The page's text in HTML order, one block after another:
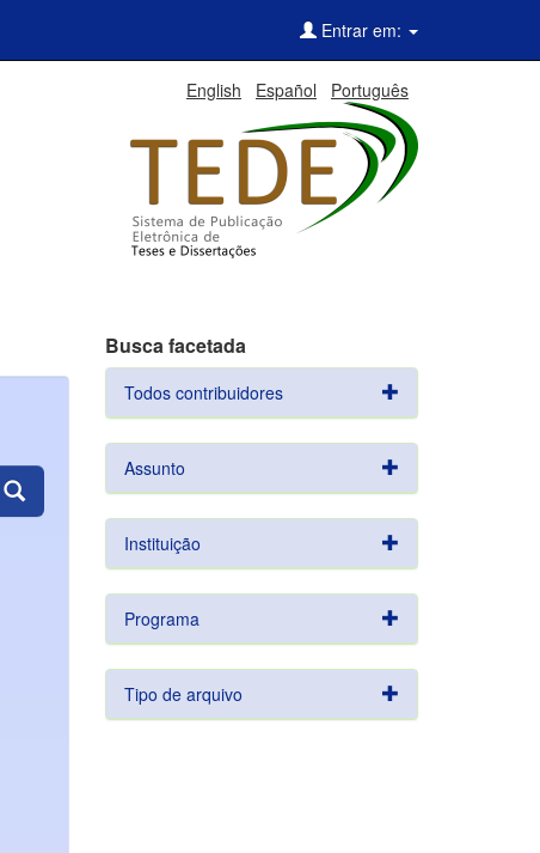
Entrar em:
English Español Português
Busca facetada
Todos contribuidores
Assunto
Instituição
Programa
Tipo de arquivo